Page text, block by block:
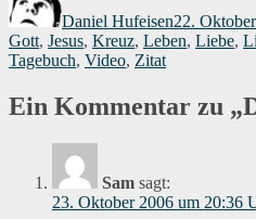
Daniel Hufeisen22.
Gott, Jesus, Kreuz, Leben, Liebe,
Tagebuch, Video, Zitat
Ein Kommentar zu
Sam sagt:
23. Oktober 2006 um 20:36